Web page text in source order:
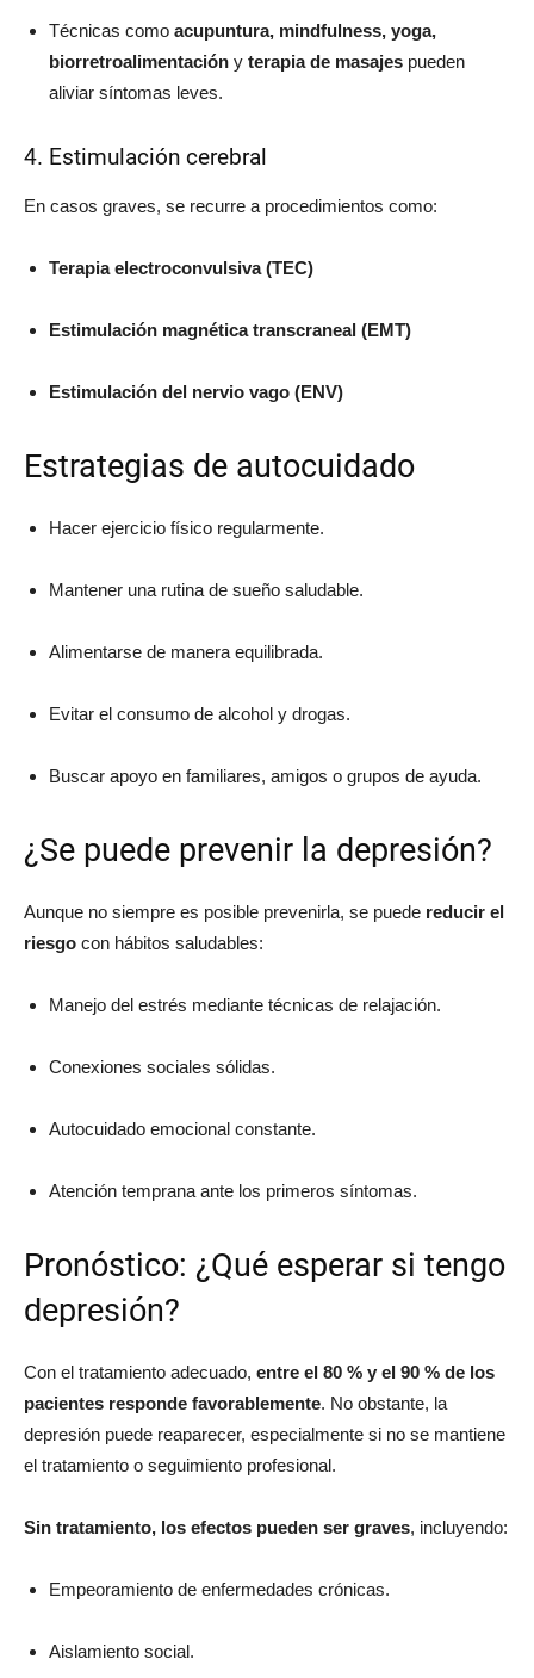
Técnicas como acupuntura, mindfulness, yoga,
biorretroalimentación y terapia de masajes pueden
aliviar síntomas leves.
4. Estimulación cerebral
En casos graves, se recurre a procedimientos como:
Terapia electroconvulsiva (TEC)
Estimulación magnética transcraneal (EMT)
Estimulación del nervio vago (ENV)
Estrategias de autocuidado
Hacer ejercicio físico regularmente.
Mantener una rutina de sueño saludable.
Alimentarse de manera equilibrada.
Evitar el consumo de alcohol y drogas.
Buscar apoyo en familiares, amigos o grupos de ayuda.
¿Se puede prevenir la depresión?
Aunque no siempre es posible prevenirla, se puede reducir el
riesgo con hábitos saludables:
Manejo del estrés mediante técnicas de relajación.
Conexiones sociales sólidas.
Autocuidado emocional constante.
Atención temprana ante los primeros síntomas.
Pronóstico: ¿Qué esperar si tengo
depresión?
Con el tratamiento adecuado, entre el 80 % y el 90 % de los
pacientes responde favorablemente. No obstante, la
depresión puede reaparecer, especialmente si no se mantiene
el tratamiento o seguimiento profesional.
Sin tratamiento, los efectos pueden ser graves, incluyendo:
Empeoramiento de enfermedades crónicas.
Aislamiento social.